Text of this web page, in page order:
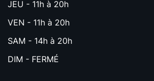
JEU - 11h à 20h
VEN - 11h à 20h
SAM - 14h à 20h
DIM - FERMÉ